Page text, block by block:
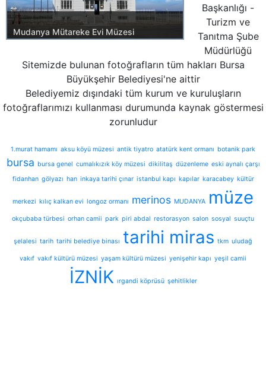
Mudanya Mütareke Evi Müzesi
Kategori:
BURSA GENEL MUDANYA
Başkanlığı -
Turizm ve
Tanıtma Şube
Müdürlüğü
Sitemizde bulunan fotoğrafların tüm hakları Bursa
Büyükşehir Belediyesi'ne aittir
Belediyemiz dışındaki tüm kurum ve kuruluşların
fotoğraflarımızı kullanması durumunda kaynak göstermesi
zorunludur
1.murat hamamı aksu köyü müzesi antik tiyatro atatürk kent ormanı botanik park
bursa bursa genel cumalıkızık köy müzesi dikilitaş düzenleme eski aynalı çarşı
fidanhan gölyazı han inkaya tarihi çınar istanbul kapı kapılar karacabey kültür
merkezi kılıç kalkan evi longoz ormanı merinos MUDANYA müze
okçubaba türbesi orhan camii park piri abdal restorasyon salon sosyal suuçtu
şelalesi tarih tarihi belediye binası tarihi miras tkm uludağ
vakıf vakıf kültürü müzesi yaşam kültürü müzesi yenişehir kapı yeşil camii
İZNİK ırgandi köprüsü şehitlikler